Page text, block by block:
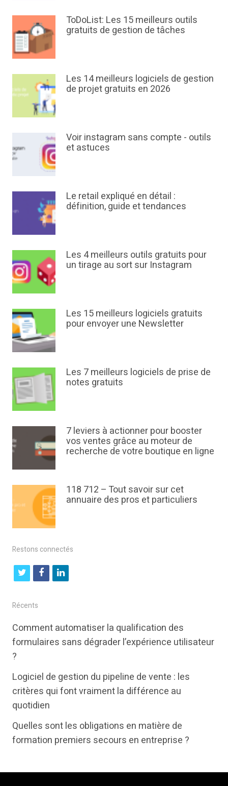
ToDoList: Les 15 meilleurs outils
gratuits de gestion de tâches
Les 14 meilleurs logiciels de gestion
de projet gratuits en 2026
Voir instagram sans compte - outils
et astuces
Le retail expliqué en détail :
définition, guide et tendances
Les 4 meilleurs outils gratuits pour
un tirage au sort sur Instagram
Les 15 meilleurs logiciels gratuits
pour envoyer une Newsletter
Les 7 meilleurs logiciels de prise de
notes gratuits
7 leviers à actionner pour booster
vos ventes grâce au moteur de
recherche de votre boutique en ligne
118 712 – Tout savoir sur cet
annuaire des pros et particuliers
Restons connectés
t
i
t
r
f
b
k
l
k
e
n
Récents
Comment automatiser la qualification des
formulaires sans dégrader l’expérience utilisateur
?
Logiciel de gestion du pipeline de vente : les
critères qui font vraiment la différence au
quotidien
Quelles sont les obligations en matière de
formation premiers secours en entreprise ?